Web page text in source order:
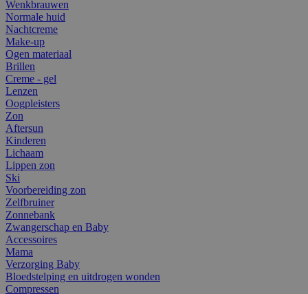
Wenkbrauwen
Normale huid
Nachtcreme
Make-up
Ogen materiaal
Brillen
Creme - gel
Lenzen
Oogpleisters
Zon
Aftersun
Kinderen
Lichaam
Lippen zon
Ski
Voorbereiding zon
Zelfbruiner
Zonnebank
Zwangerschap en Baby
Accessoires
Mama
Verzorging Baby
Bloedstelping en uitdrogen wonden
Compressen